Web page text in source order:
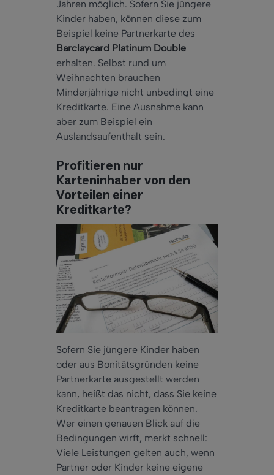
Jahren möglich. Sofern Sie jüngere
Kinder haben, können diese zum
Beispiel keine Partnerkarte des
Barclaycard Platinum Double
erhalten. Selbst rund um
Weihnachten brauchen
Minderjährige nicht unbedingt eine
Kreditkarte. Eine Ausnahme kann
aber zum Beispiel ein
Auslandsaufenthalt sein.
Profitieren nur
Karteninhaber von den
Vorteilen einer
Kreditkarte?
Sofern Sie jüngere Kinder haben
oder aus Bonitätsgründen keine
Partnerkarte ausgestellt werden
kann, heißt das nicht, dass Sie keine
Kreditkarte beantragen können.
Wer einen genauen Blick auf die
Bedingungen wirft, merkt schnell:
Viele Leistungen gelten auch, wenn
Partner oder Kinder keine eigene